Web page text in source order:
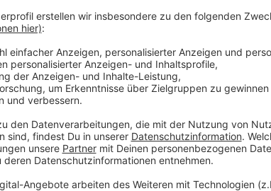
abgewickelt. Jetzt muss sie für fast 10
Weitere Links und Infos zum Thema
Prozess wegen Drogenhandels
So haben wir bereits berichtet